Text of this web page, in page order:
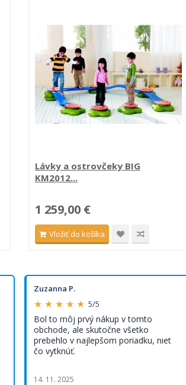
Lávky a ostrovčeky BIG
KM2012...
1 259,00 €
Vložiť do košíka
Zuzanna P.
★ ★ ★ ★ ★ 5/5
Bol to môj prvý nákup v tomto
obchode, ale skutočne všetko
prebehlo v najlepšom poriadku, niet
čo vytknúť.
14. 11. 2025